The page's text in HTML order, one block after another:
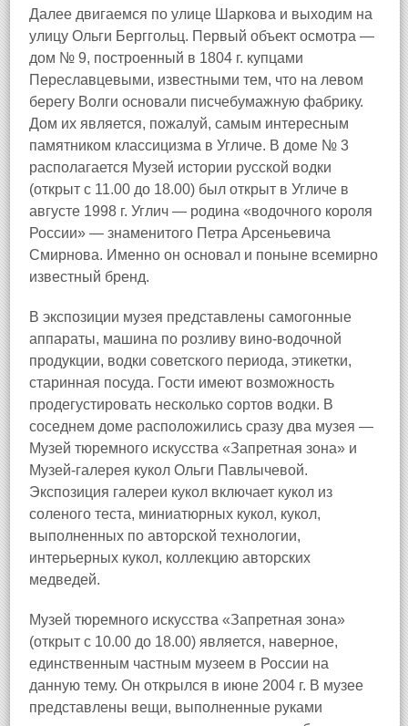
Далее двигаемся по улице Шаркова и выходим на
улицу Ольги Берггольц. Первый объект осмотра —
дом № 9, построенный в 1804 г. купцами
Переславцевыми, известными тем, что на левом
берегу Волги основали писчебумажную фабрику.
Дом их является, пожалуй, самым интересным
памятником классицизма в Угличе. В доме № 3
располагается Музей истории русской водки
(открыт с 11.00 до 18.00) был открыт в Угличе в
августе 1998 г. Углич — родина «водочного короля
России» — знаменитого Петра Арсеньевича
Смирнова. Именно он основал и поныне всемирно
известный бренд.
В экспозиции музея представлены самогонные
аппараты, машина по розливу вино-водочной
продукции, водки советского периода, этикетки,
старинная посуда. Гости имеют возможность
продегустировать несколько сортов водки. В
соседнем доме расположились сразу два музея —
Музей тюремного искусства «Запретная зона» и
Музей-галерея кукол Ольги Павлычевой.
Экспозиция галереи кукол включает кукол из
соленого теста, миниатюрных кукол, кукол,
выполненных по авторской технологии,
интерьерных кукол, коллекцию авторских
медведей.
Музей тюремного искусства «Запретная зона»
(открыт с 10.00 до 18.00) является, наверное,
единственным частным музеем в России на
данную тему. Он открылся в июне 2004 г. В музее
представлены вещи, выполненные руками